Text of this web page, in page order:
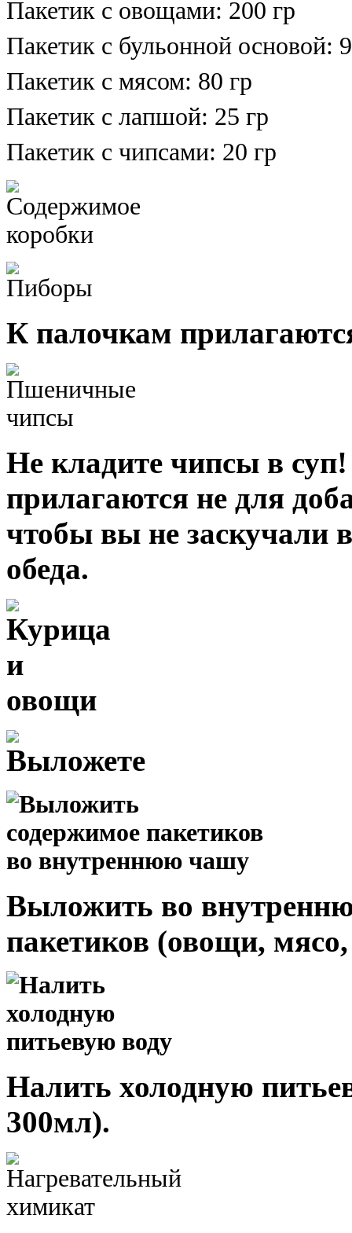
Пакетик с овощами: 200 гр
Пакетик с бульонной основой:
Пакетик с мясом: 80 гр
Пакетик с лапшой: 25 гр
Пакетик с чипсами: 20 гр
К палочкам
Не кладите чипсы в
прилагаются не для
чтобы вы не заскучали
обеда.
Выложить во
пакетиков (овощи,
Налить холодную
300мл).